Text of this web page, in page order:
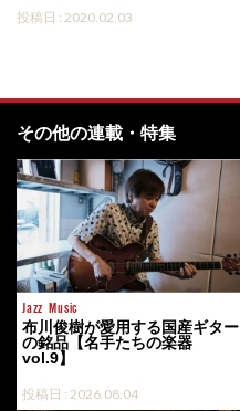
投稿日 : 2020.02.03
その他の連載・特集
Jazz Music
布川俊樹が愛用する国産ギター
の銘品【名手たちの楽器
vol.9】
投稿日 : 2026.08.04